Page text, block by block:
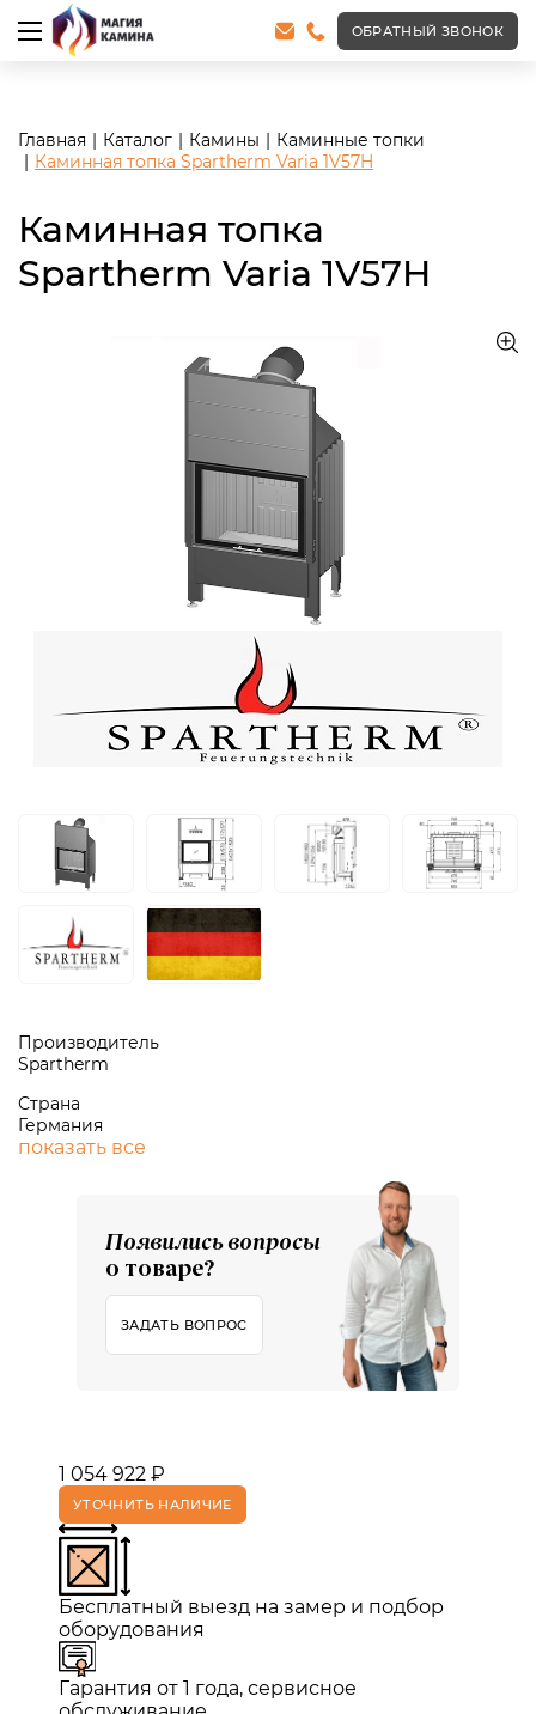
<meta name="robots" content="noindex, follow"/>
ОБРАТНЫЙ ЗВОНОК
Главная Каталог Камины
Каминные топки
Каминная топка Spartherm Varia 1V57H
Каминная топка
Spartherm Varia 1V57H
Производитель
Spartherm
Страна
Германия
показать все
Появились вопросы
о товаре?
ЗАДАТЬ ВОПРОС
1 054 922 ₽
УТОЧНИТЬ НАЛИЧИЕ
Бесплатный выезд на замер и подбор
оборудования
Гарантия от 1 года, сервисное